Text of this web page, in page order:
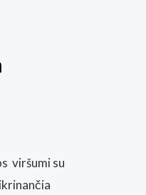
viršumi su